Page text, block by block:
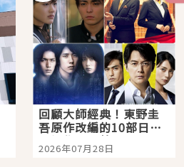
回顧大師經典！東野圭
吾原作改編的10部日本
影視作品推薦
2026年07月28日